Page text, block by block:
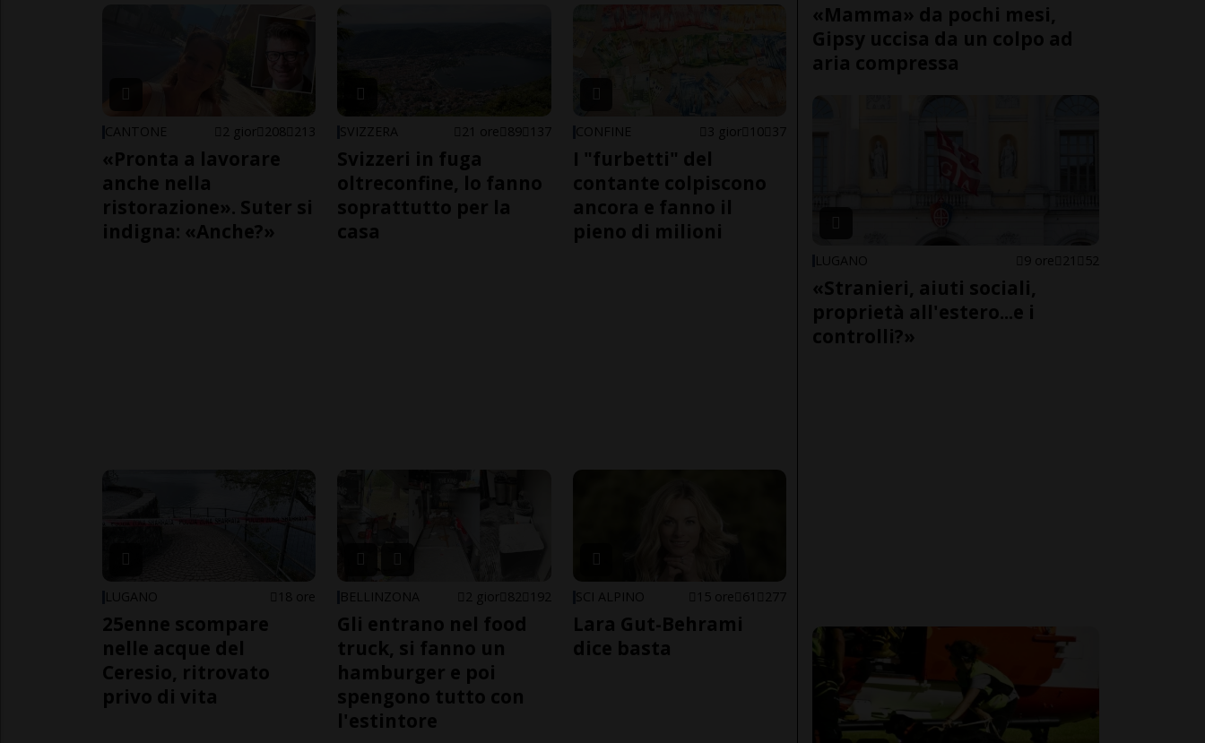
CANTONE 2 gior 208 213
«Pronta a lavorare
anche nella
ristorazione». Suter si
indigna: «Anche?»
SVIZZERA 21 ore 89 137
Svizzeri in fuga
oltreconfine, lo fanno
soprattutto per la
casa
CONFINE 3 gior 10 37
I "furbetti" del
contante colpiscono
ancora e fanno il
pieno di milioni
LUGANO 18 ore
25enne scompare
nelle acque del
Ceresio, ritrovato
privo di vita
BELLINZONA 2 gior 82 192
Gli entrano nel food
truck, si fanno un
hamburger e poi
spengono tutto con
l'estintore
SCI ALPINO 15 ore 61 277
Lara Gut-Behrami
dice basta
«Mamma» da pochi mesi,
Gipsy uccisa da un colpo ad
aria compressa
LUGANO 9 ore 21 52
«Stranieri, aiuti sociali,
proprietà all'estero...e i
controlli?»